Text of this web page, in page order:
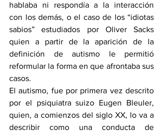
hablaba ni respondía a la interacción
con los demás, o el caso de los “idiotas
sabios” estudiados por Oliver Sacks
quien a partir de la aparición de la
definición de autismo le permitió
reformular la forma en que afrontaba sus
casos.
El autismo, fue por primera vez descrito
por el psiquiatra suizo Eugen Bleuler,
quien, a comienzos del siglo XX, lo va a
describir como una conducta de